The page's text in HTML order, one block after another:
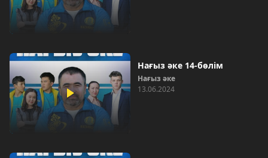
Нағыз әке 14-бөлім
Нағыз әке
13.06.2024